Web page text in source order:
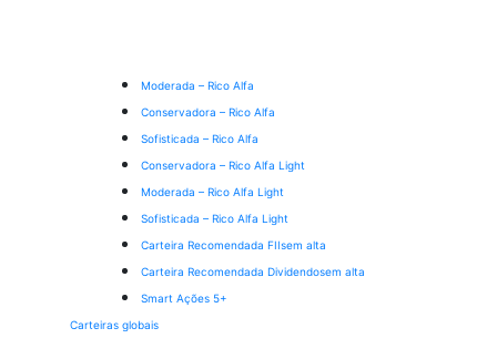
Moderada – Rico Alfa
Conservadora – Rico Alfa
Sofisticada – Rico Alfa
Conservadora – Rico Alfa Light
Moderada – Rico Alfa Light
Sofisticada – Rico Alfa Light
Carteira Recomendada FIIsem alta
Carteira Recomendada Dividendosem alta
Smart Ações 5+
Carteiras globais